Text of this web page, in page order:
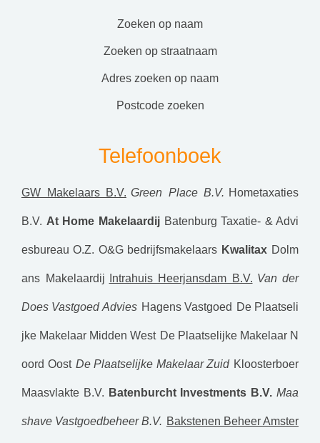
zoeken op naam
zoeken op straatnaam
adres zoeken op naam
postcode zoeken
Telefoonboek
GW Makelaars B.V. Green Place B.V. Hometaxaties
B.V. At Home Makelaardij Batenburg Taxatie- & Advi
esbureau O.Z. O&G bedrijfsmakelaars Kwalitax Dolm
ans Makelaardij Intrahuis Heerjansdam B.V. Van der
Does Vastgoed Advies Hagens Vastgoed De Plaatseli
jke Makelaar Midden West De Plaatselijke Makelaar N
oord Oost De Plaatselijke Makelaar Zuid Kloosterboer
Maasvlakte B.V. Batenburcht Investments B.V. Maa
shave Vastgoedbeheer B.V. Bakstenen Beheer Amster